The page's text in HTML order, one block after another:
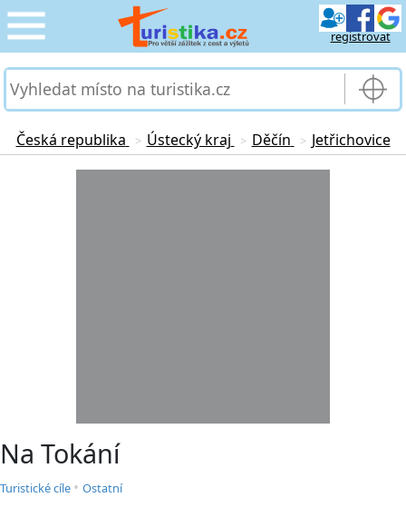
registrovat
CESTOVÁNÍ
SLUŽBY & DOPRAVA
PRO TURISTY
Česká republika > Ústecký kraj > Děčín > Jetřichovice
Na Tokání
Turistické cíle • Ostatní